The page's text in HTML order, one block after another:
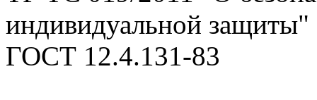
индивидуальной защиты"
ГОСТ 12.4.131-83